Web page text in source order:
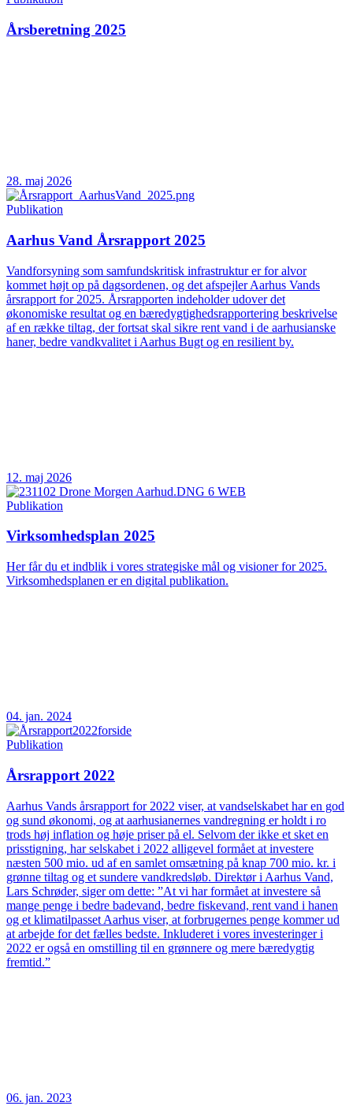
Årsberetning 2025
28. maj 2026
Publikation
Aarhus Vand Årsrapport 2025
Vandforsyning som samfundskritisk infrastruktur er for alvor
kommet højt op på dagsordenen, og det afspejler Aarhus Vands
årsrapport for 2025. Årsrapporten indeholder udover det
økonomiske resultat og en bæredygtighedsrapportering beskrivelse
af en række tiltag, der fortsat skal sikre rent vand i de aarhusianske
haner, bedre vandkvalitet i Aarhus Bugt og en resilient by.
12. maj 2026
Publikation
Virksomhedsplan 2025
Her får du et indblik i vores strategiske mål og visioner for 2025.
Virksomhedsplanen er en digital publikation.
04. jan. 2024
Publikation
Årsrapport 2022
Aarhus Vands årsrapport for 2022 viser, at vandselskabet har en god
og sund økonomi, og at aarhusianernes vandregning er holdt i ro
trods høj inflation og høje priser på el. Selvom der ikke et sket en
prisstigning, har selskabet i 2022 alligevel formået at investere
næsten 500 mio. ud af en samlet omsætning på knap 700 mio. kr. i
grønne tiltag og et sundere vandkredsløb. Direktør i Aarhus Vand,
Lars Schrøder, siger om dette: ”At vi har formået at investere så
mange penge i bedre badevand, bedre fiskevand, rent vand i hanen
og et klimatilpasset Aarhus viser, at forbrugernes penge kommer ud
at arbejde for det fælles bedste. Inkluderet i vores investeringer i
2022 er også en omstilling til en grønnere og mere bæredygtig
fremtid.”
06. jan. 2023